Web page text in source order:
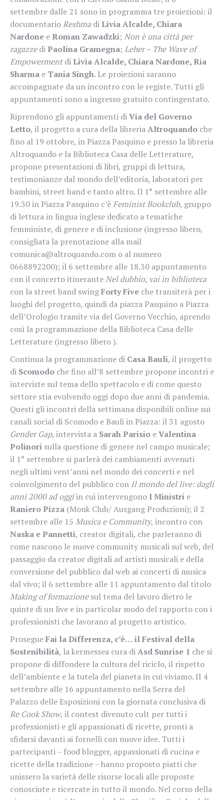
settembre dalle 21 sono in programma tre proiezioni: il
documentarioReshma diLivia Alcalde, Chiara
Nardone eRoman Zawadzki; Non è una città per
ragazzediPaolina Gramegna; Leher – The Wave of
EmpowermentdiLivia Alcalde, Chiara Nardone, Ria
Sharma e Tania Singh. Le proiezioni saranno
accompagnate da un incontro con le registe. Tutti gli
appuntamenti sono a ingresso gratuito contingentato.
Riprendono gli appuntamenti diVia del Governo
Letto, il progetto a cura della libreriaAltroquando che
fino al 19 ottobre, in Piazza Pasquino e presso la libreria
Altroquando e la Biblioteca Casa delle Letterature,
propone presentazioni di libri, gruppi di lettura,
testimonianze dal mondo dell’editoria, laboratori per
bambini, street band e tanto altro. Il 1° settembre alle
19.30 in Piazza Pasquino c’èFeminist Bookclub, gruppo
di lettura in lingua inglese dedicato a tematiche
femministe, di genere e di inclusione (ingresso libero,
consigliata la prenotazione alla mail
comunica@altroquando.com o al numero
0668892200); il 6 settembre alle 18.30 appuntamento
con il concerto itineranteNel dubbio, vai in biblioteca
con la street band swingFortyFive che transiterà per i
luoghi del progetto, quindi da piazza Pasquino a Piazza
dell’Orologio tramite via del Governo Vecchio, aprendo
così la programmazione della Biblioteca Casa delle
Letterature (ingresso libero ).
Continua la programmazione di Casa Bauli, il progetto
di Scomodo che fino all’8 settembre propone incontri e
interviste sul tema dello spettacolo e di come questo
settore stia evolvendo oggi dopo due anni di pandemia.
Questi gli incontri della settimana disponibili online sui
canali social di Scomodo e Bauli in Piazza: il 31 agosto
Gender Gap, intervista a Sarah Parisio eValentina
Polinori sulla questione di genere nel campo musicale;
il 1° settembre si parlerà dei cambiamenti avvenuti
negli ultimi vent’anni nel mondo dei concerti e nel
coinvolgimento del pubblico con Il mondo del live: dagli
anni 2000 ad oggiin cui intervengono I Ministri e
Raniero Pizza (Monk Club/ Ausgang Produzioni); il 2
settembre alle 15 Musica e Community, incontro con
Naska e Pannetti, creator digitali, che parleranno di
come nascono le nuove community musicali sul web, del
passaggio da creator digitali ad artisti musicali e della
conversione del pubblico dal web ai concerti di musica
dal vivo; il 6 settembre alle 11 appuntamento dal titolo
Making of formazionesul tema del lavoro dietro le
quinte di un live e in particolar modo del rapporto con i
professionisti che lavorano al progetto artistico.
ProsegueFai la Differenza, c’è… il Festival della
Sostenibilità, la kermessea cura diAsd Sunrise 1 che si
propone di diffondere la cultura del riciclo, il rispetto
dell’ambiente e la tutela del pianeta in cui viviamo. Il 4
settembre alle 16 appuntamento nella Serra del
Palazzo delle Esposizioni con la giornata conclusiva di
Re Cook Show, il contest divenuto cult per tutti i
professionisti e gli appassionati di ricette, pronti a
sfidarsi davanti ai fornelli con nuove idee. Tutti i
partecipanti – food blogger, appassionati di cucina e
ricette della tradizione – hanno proposto piatti che
unissero la varietà delle risorse locali alle proposte
conosciute e ricercate in tutto il mondo. Nel corso della